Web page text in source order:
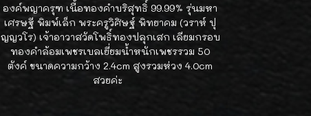
องค์พญาครุฑ เนื้อทองคำบริสุทธิ์ 99.99% รุ่นมหา
เศรษฐี พิมพ์เล็ก พระครูวิศิษฐ์ พิทยาคม (วราห์ ปุ
ญญวโร) เจ้าอาวาสวัดโพธิ์ทองปลุกเสก เลียมกรอบ
ทองคำล้อมเพชรเบลเยี่ยมน้ำหนักเพชรรวม 50
ตังค์ ขนาดความกว้าง 2.4cm สูงรวมห่วง 4.0cm
สวยค่ะ